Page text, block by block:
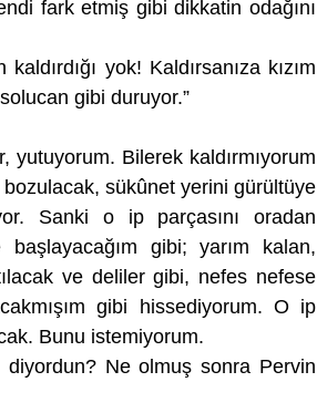
fark etmiş gibi dikkatin odağını
yok! Kaldırsanıza kızım
gibi duruyor.”
yutuyorum. Bilerek kaldırmıyorum
sükûnet yerini gürültüye
Sanki o ip parçasını oradan
başlayacağım gibi; yarım kalan,
ve deliler gibi, nefes nefese
gibi hissediyorum. O ip
Bunu istemiyorum.
diyordun? Ne olmuş sonra Pervin